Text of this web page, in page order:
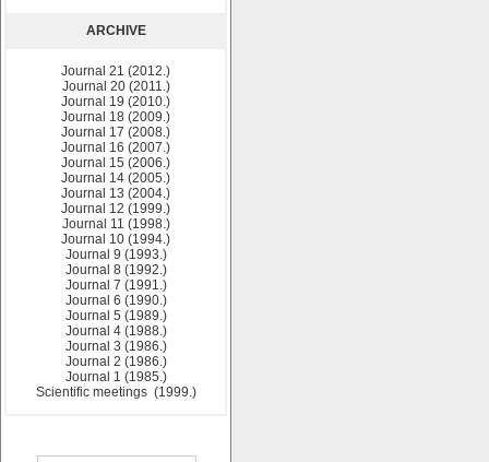
ARCHIVE
Journal 21 (2012.)
Journal 20 (2011.)
Journal 19 (2010.)
Journal 18 (2009.)
Journal 17 (2008.)
Journal 16 (2007.)
Journal 15 (2006.)
Journal 14 (2005.)
Journal 13 (2004.)
Journal 12 (1999.)
Journal 11 (1998.)
Journal 10 (1994.)
Journal 9 (1993.)
Journal 8 (1992.)
Journal 7 (1991.)
Journal 6 (1990.)
Journal 5 (1989.)
Journal 4 (1988.)
Journal 3 (1986.)
Journal 2 (1986.)
Journal 1 (1985.)
Scientific meetings (1999.)